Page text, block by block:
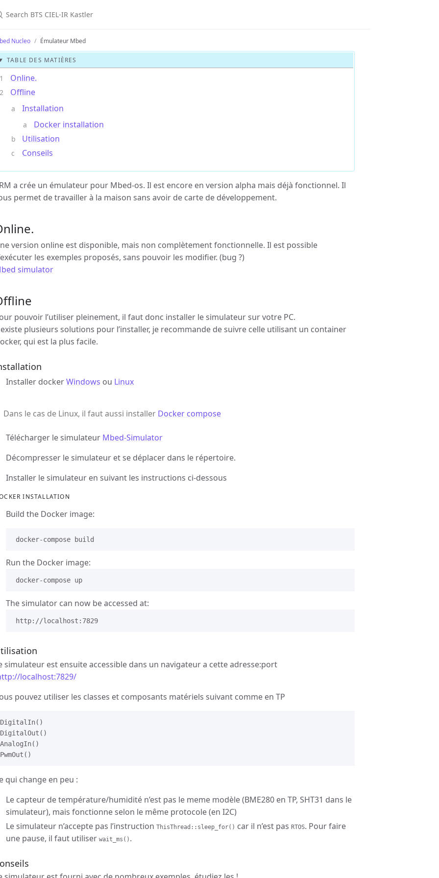
Nucleo Émulateur Mbed
TABLE DES MATIÈRES
Online.
Offline
Installation
Docker installation
Utilisation
Conseils
a crée un émulateur pour Mbed-os. Il est encore en version alpha mais déjà fonctionnel. Il
permet de travailler à la maison sans avoir de carte de développement.
version online est disponible, mais non complètement fonctionnelle. Il est possible
les exemples proposés, sans pouvoir les modifier. (bug ?)
simulator
pouvoir l’utiliser pleinement, il faut donc installer le simulateur sur votre PC.
plusieurs solutions pour l’installer, je recommande de suivre celle utilisant un container
qui est la plus facile.
Installer dockerWindows ou Linux
Dans le cas de Linux, il faut aussi installer Docker compose
Télécharger le simulateur Mbed-Simulator
Décompresser le simulateur et se déplacer dans le répertoire.
Installer le simulateur en suivant les instructions ci-dessous
INSTALLATION
Build the Docker image:
Run the Docker image:
The simulator can now be accessed at:
simulateur est ensuite accessible dans un navigateur a cette adresse:port
localhost:7829/
pouvez utiliser les classes et composants matériels suivant comme en TP
DigitalIn()
DigitalOut()
AnalogIn()
qui change en peu :
Le capteur de température/humidité n’est pas le meme modèle (BME280 en TP, SHT31 dans le
simulateur), mais fonctionne selon le même protocole (en I2C)
Le simulateur n’accepte pas l’instruction ThisThread::sleep_for() car il n’est pas RTOS. Pour faire
une pause, il faut utiliser wait_ms() .